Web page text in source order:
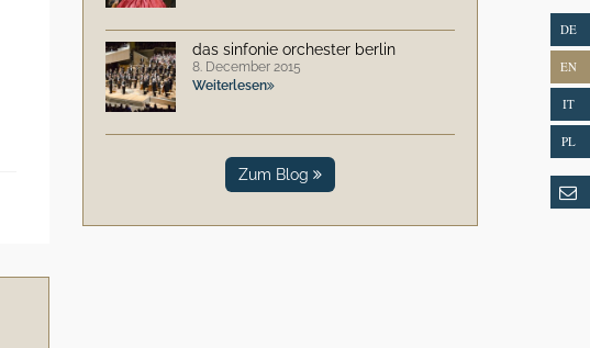
das sinfonie orchester berlin
8. December 2015
Weiterlesen
Zum Blog
DE
EN
IT
PL